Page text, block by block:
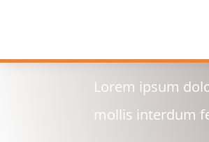
Lorem ipsum
mollis interdum